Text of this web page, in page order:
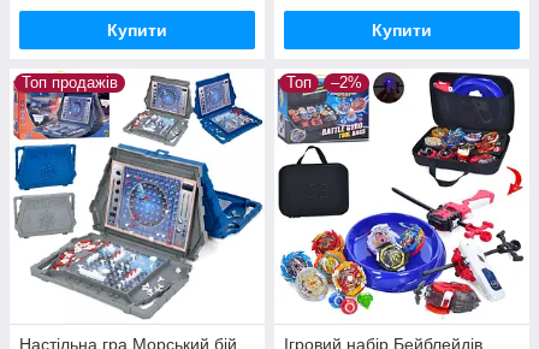
Купити Купити
Топ продажів
Настільна гра Морський бій
Топ –2%
Ігровий набір Бейблейдів